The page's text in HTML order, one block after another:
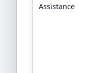
Assistance